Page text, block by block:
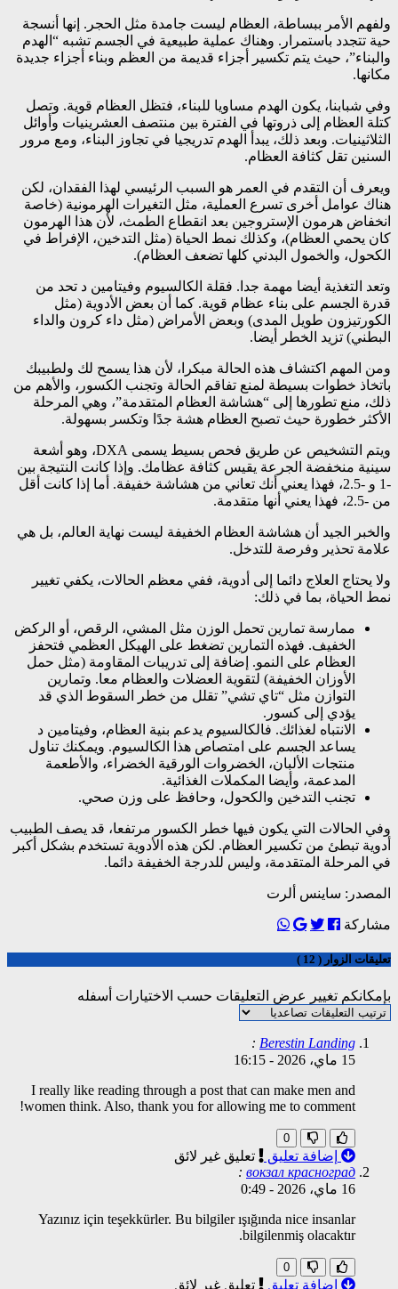
ولفهم الأمر ببساطة، العظام ليست جامدة مثل الحجر. إنها أنسجة
حية تتجدد باستمرار. وهناك عملية طبيعية في الجسم تشبه “الهدم
والبناء”، حيث يتم تكسير أجزاء قديمة من العظم وبناء أجزاء جديدة
مكانها.
وفي شبابنا، يكون الهدم مساويا للبناء، فتظل العظام قوية. وتصل
كتلة العظام إلى ذروتها في الفترة بين منتصف العشرينيات وأوائل
الثلاثينيات. وبعد ذلك، يبدأ الهدم تدريجيا في تجاوز البناء، ومع مرور
السنين تقل كثافة العظام.
ويعرف أن التقدم في العمر هو السبب الرئيسي لهذا الفقدان، لكن
هناك عوامل أخرى تسرع العملية، مثل التغيرات الهرمونية (خاصة
انخفاض هرمون الإستروجين بعد انقطاع الطمث، لأن هذا الهرمون
كان يحمي العظام)، وكذلك نمط الحياة (مثل التدخين، الإفراط في
الكحول، والخمول البدني كلها تضعف العظام).
وتعد التغذية أيضا مهمة جدا. فقلة الكالسيوم وفيتامين د تحد من
قدرة الجسم على بناء عظام قوية. كما أن بعض الأدوية (مثل
الكورتيزون طويل المدى) وبعض الأمراض (مثل داء كرون والداء
البطني) تزيد الخطر أيضا.
ومن المهم اكتشاف هذه الحالة مبكرا، لأن هذا يسمح لك ولطبيبك
باتخاذ خطوات بسيطة لمنع تفاقم الحالة وتجنب الكسور، والأهم من
ذلك، منع تطورها إلى “هشاشة العظام المتقدمة”، وهي المرحلة
الأكثر خطورة حيث تصبح العظام هشة جدًا وتكسر بسهولة.
ويتم التشخيص عن طريق فحص بسيط يسمى DXA، وهو أشعة
سينية منخفضة الجرعة يقيس كثافة عظامك. وإذا كانت النتيجة بين
-1 و -2.5، فهذا يعني أنك تعاني من هشاشة خفيفة. أما إذا كانت أقل
من -2.5، فهذا يعني أنها متقدمة.
والخبر الجيد أن هشاشة العظام الخفيفة ليست نهاية العالم، بل هي
علامة تحذير وفرصة للتدخل.
ولا يحتاج العلاج دائما إلى أدوية، ففي معظم الحالات، يكفي تغيير
نمط الحياة، بما في ذلك:
ممارسة تمارين تحمل الوزن مثل المشي، الرقص، أو الركض
الخفيف. فهذه التمارين تضغط على الهيكل العظمي فتحفز
العظام على النمو. إضافة إلى تدريبات المقاومة (مثل حمل
الأوزان الخفيفة) لتقوية العضلات والعظام معا. وتمارين
التوازن مثل “تاي تشي” تقلل من خطر السقوط الذي قد
يؤدي إلى كسور.
الانتباه لغذائك. فالكالسيوم يدعم بنية العظام، وفيتامين د
يساعد الجسم على امتصاص هذا الكالسيوم. ويمكنك تناول
منتجات الألبان، الخضروات الورقية الخضراء، والأطعمة
المدعمة، وأيضا المكملات الغذائية.
تجنب التدخين والكحول، وحافظ على وزن صحي.
وفي الحالات التي يكون فيها خطر الكسور مرتفعا، قد يصف الطبيب
أدوية تبطئ من تكسير العظام. لكن هذه الأدوية تستخدم بشكل أكبر
في المرحلة المتقدمة، وليس للدرجة الخفيفة دائما.
المصدر: ساينس ألرت
مشاركة
تعليقات الزوار ( 12 )
بإمكانكم تغيير عرض التعليقات حسب الاختيارات أسفله
Berestin Landing
:
15 ماي، 2026
-
16:15
I really like reading through a post that can make men and
women think. Also, thank you for allowing me to comment!
0
إضافة تعليق
تعليق غير لائق
вокзал красноград
:
16 ماي، 2026
-
0:49
Yazınız için teşekkürler. Bu bilgiler ışığında nice insanlar
bilgilenmiş olacaktır.
0
إضافة تعليق تعليق غير لائق